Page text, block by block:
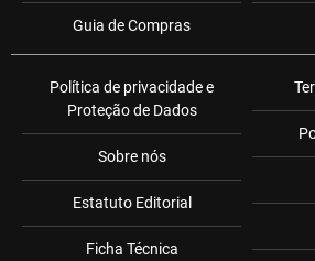
Guia de Compras
Política de privacidade e
Proteção de Dados
Sobre nós
Estatuto Editorial
Ficha Técnica